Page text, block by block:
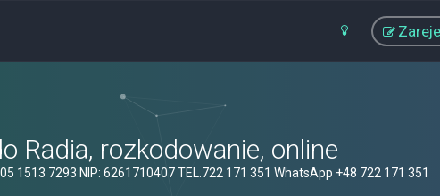
Radia, rozkodowanie, online
1513 7293 NIP: 6261710407 TEL.722 171 351 WhatsApp +48 722 171 351